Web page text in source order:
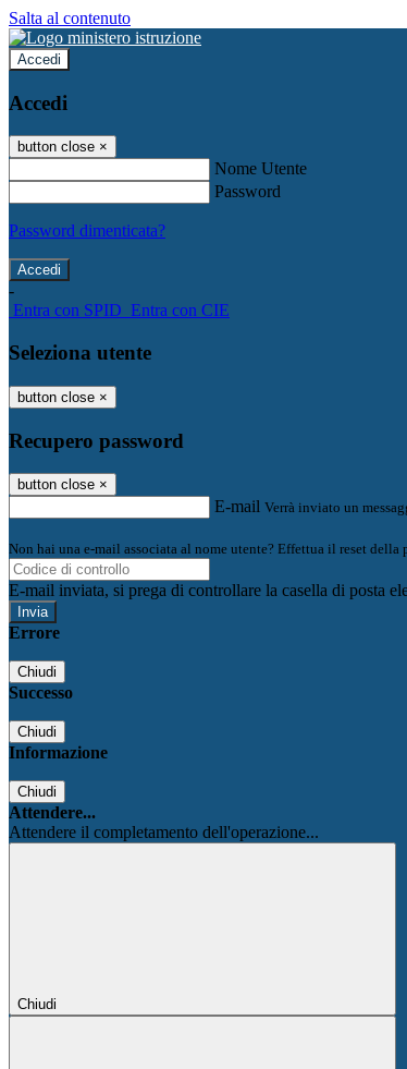
Salta al contenuto
Accedi
Accedi
button close ×
Nome Utente
Password
Password dimenticata?
-
Entra con SPID Entra con CIE
Seleziona utente
button close ×
Recupero password
button close ×
E-mail Verrà inviato un
Non hai una e-mail associata al nome utente? Effettua il reset della
E-mail inviata, si prega di controllare la casella di posta
Errore
Chiudi
Successo
Chiudi
Informazione
Chiudi
Attendere...
Attendere il completamento dell'operazione...
Chiudi